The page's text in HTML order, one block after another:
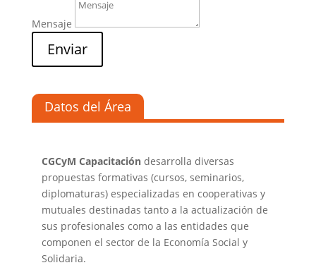
Mensaje
Enviar
Datos del Área
CGCyM Capacitacióndesarrolla diversas
propuestas formativas (cursos, seminarios,
diplomaturas) especializadas en cooperativas y
mutuales destinadas tanto a la actualización de
sus profesionales como a las entidades que
componen el sector de la Economía Social y
Solidaria.